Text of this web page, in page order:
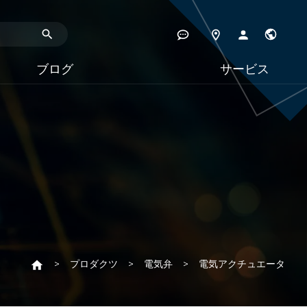
ブログ サービス
プロダクツ 電気弁 電気アクチュエータ